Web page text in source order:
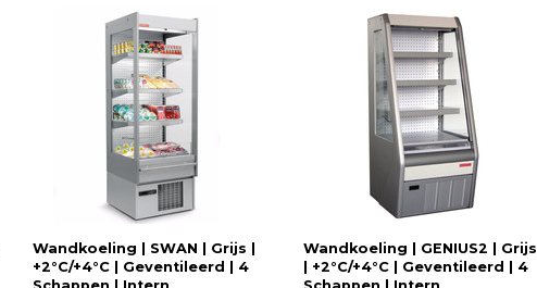
Wandkoeling | SWAN | Grijs |
+2°C/+4°C | Geventileerd | 4
Wandkoeling | GENIUS2 | Grijs
| +2°C/+4°C | Geventileerd | 4